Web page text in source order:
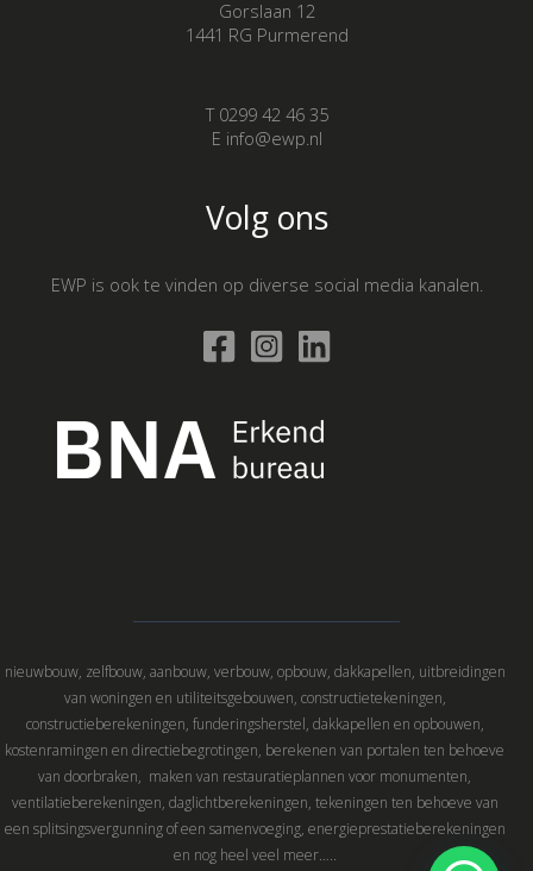
Gorslaan 12
1441 RG Purmerend
T 0299 42 46 35
E info@ewp.nl
Volg ons
EWP is ook te vinden op diverse social media kanalen.
nieuwbouw, zelfbouw, aanbouw, verbouw, opbouw, dakkapellen, uitbreidingen
van woningen en utiliteitsgebouwen, constructietekeningen,
constructieberekeningen, funderingsherstel, dakkapellen en opbouwen,
kostenramingen en directiebegrotingen, berekenen van portalen ten behoeve
van doorbraken, maken van restauratieplannen voor monumenten,
ventilatieberekeningen, daglichtberekeningen, tekeningen ten behoeve van
een splitsingsvergunning of een samenvoeging, energieprestatieberekeningen
en nog heel veel meer…..